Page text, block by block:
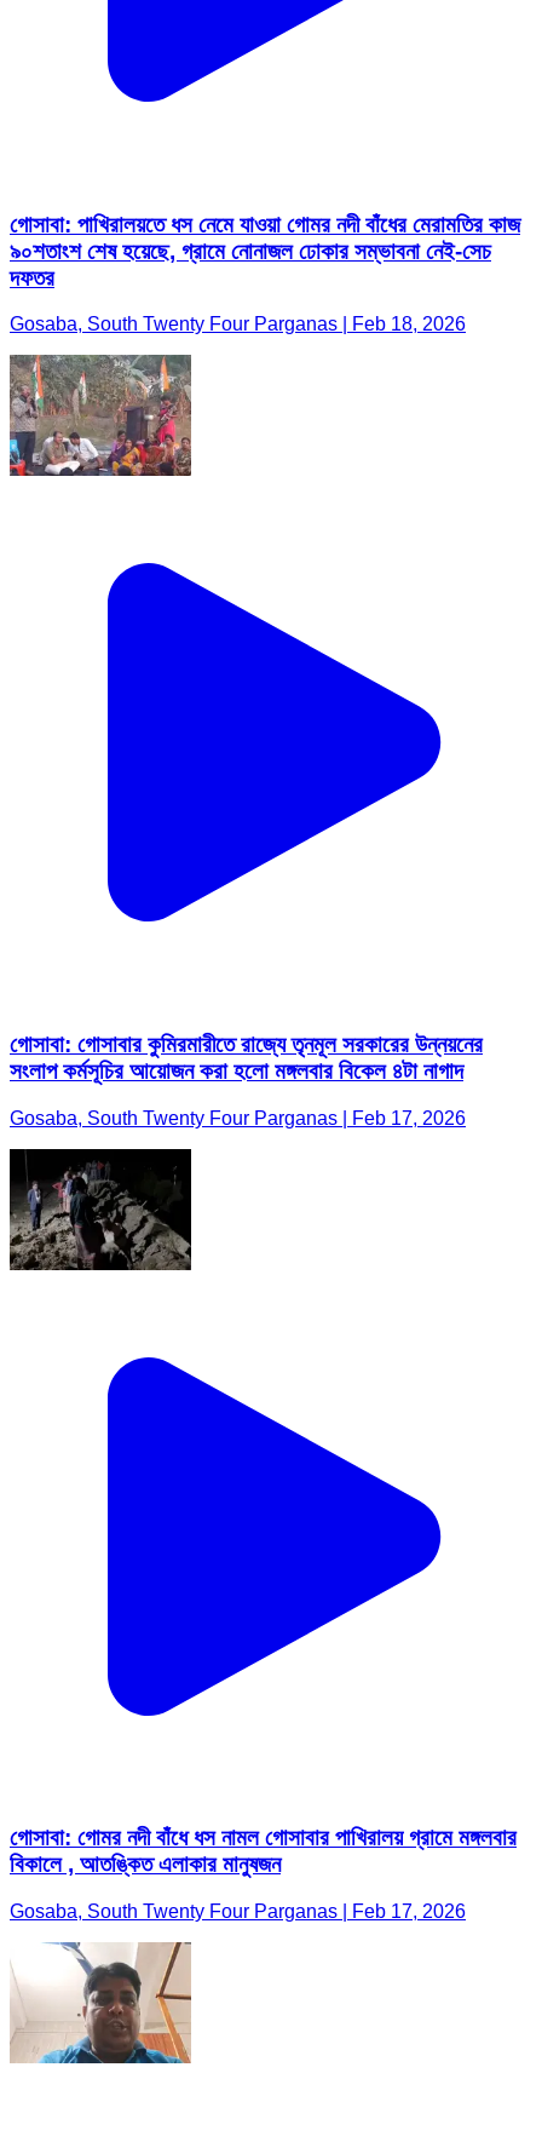
গোসাবা: পাখিরালয়তে ধস নেমে যাওয়া গোমর নদী বাঁধের মেরামতির কাজ
৯০শতাংশ শেষ হয়েছে, গ্রামে নোনাজল ঢোকার সম্ভাবনা নেই-সেচ
দফতর
Gosaba, South Twenty Four Parganas | Feb 18, 2026
গোসাবা: গোসাবার কুমিরমারীতে রাজ্যে তৃনমূল সরকারের উন্নয়নের
সংলাপ কর্মসূচির আয়োজন করা হলো মঙ্গলবার বিকেল ৪টা নাগাদ
Gosaba, South Twenty Four Parganas | Feb 17, 2026
গোসাবা: গোমর নদী বাঁধে ধস নামল গোসাবার পাখিরালয় গ্রামে মঙ্গলবার
বিকালে , আতঙ্কিত এলাকার মানুষজন
Gosaba, South Twenty Four Parganas | Feb 17, 2026